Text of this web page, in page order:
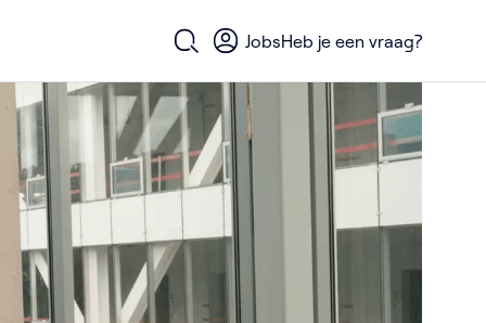
Open zoekformulier
JobsHeb je een vraag?